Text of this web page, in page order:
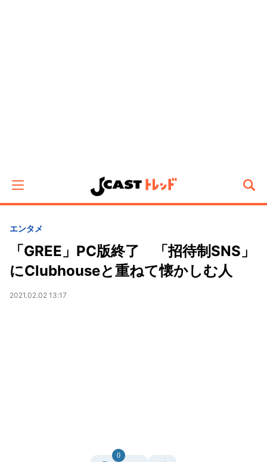
エンタメ
「GREE」PC版終了 「招待制SNS」
にClubhouseと重ねて懐かしむ人
2021.02.02 13:17
0